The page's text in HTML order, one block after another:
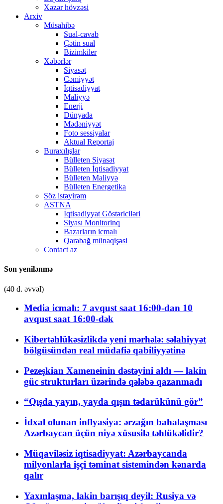
Xəzər hövzəsi
Arxiv
Müsahibə
Sual-cavab
Çətin sual
Bizimkiler
Xəbərlər
Siyasət
Cəmiyyət
İqtisadiyyat
Maliyyə
Enerji
Dünyada
Mədəniyyət
Foto sessiyalar
Aktual Reportaj
Buraxılışlar
Bülleten Siyasət
Bülleten İqtisadiyyat
Bülleten Maliyyə
Bülleten Energetika
Söz istəyirəm
ASTNA
İqtisadiyyat Göstəriciləri
Siyası Monitorinq
Bazarların icmalı
Qarabağ münaqişəsi
Contact az
Son yenilənmə
(40 d. əvvəl)
Media icmalı: 7 avqust saat 16:00-dan 10
avqust saat 16:00-dək
Kibertəhlükəsizlikdə yeni mərhələ: səlahiyyət
bölgüsündən real müdafiə qabiliyyətinə
Pezeşkian Xameneinin dəstəyini aldı — lakin
güc strukturları üzərində qələbə qazanmadı
“Qışda yayın, yayda qışın tədarükünü gör”
İdxal olunan inflyasiya: ərzağın bahalaşması
Azərbaycan üçün niyə xüsusilə təhlükəlidir?
Müqaviləsiz iqtisadiyyat: Azərbaycanda
milyonlarla işçi təminat sistemindən kənarda
qalır
Yaxınlaşma, lakin barışıq deyil: Rusiya və